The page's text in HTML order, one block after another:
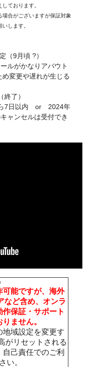
ております。
場合がございますが保証対象
します。
（9月頃 ?）
ルがかなりアバウト
変更や遅れが生じる
了）
ら7日以内 or 2024年
ャンセルは受付でき
能ですが、海外
ど含め、オンラ
保証・サポート
ません。
域設定を変更す
がリセットされる
己責任でのご利
い。